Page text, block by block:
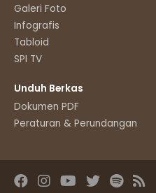
Galeri Foto
Infografis
Tabloid
SPI TV
Unduh Berkas
Dokumen PDF
Peraturan & Perundangan